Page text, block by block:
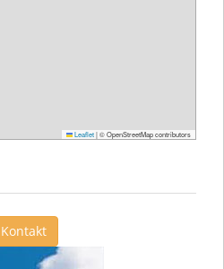
Leaflet|© OpenStreetMap contributors
Kontakt